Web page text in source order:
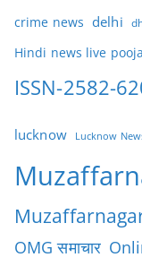
crime news delhi
Hindi news live
ISSN-2582-
lucknow Lucknow
OMG समाचार